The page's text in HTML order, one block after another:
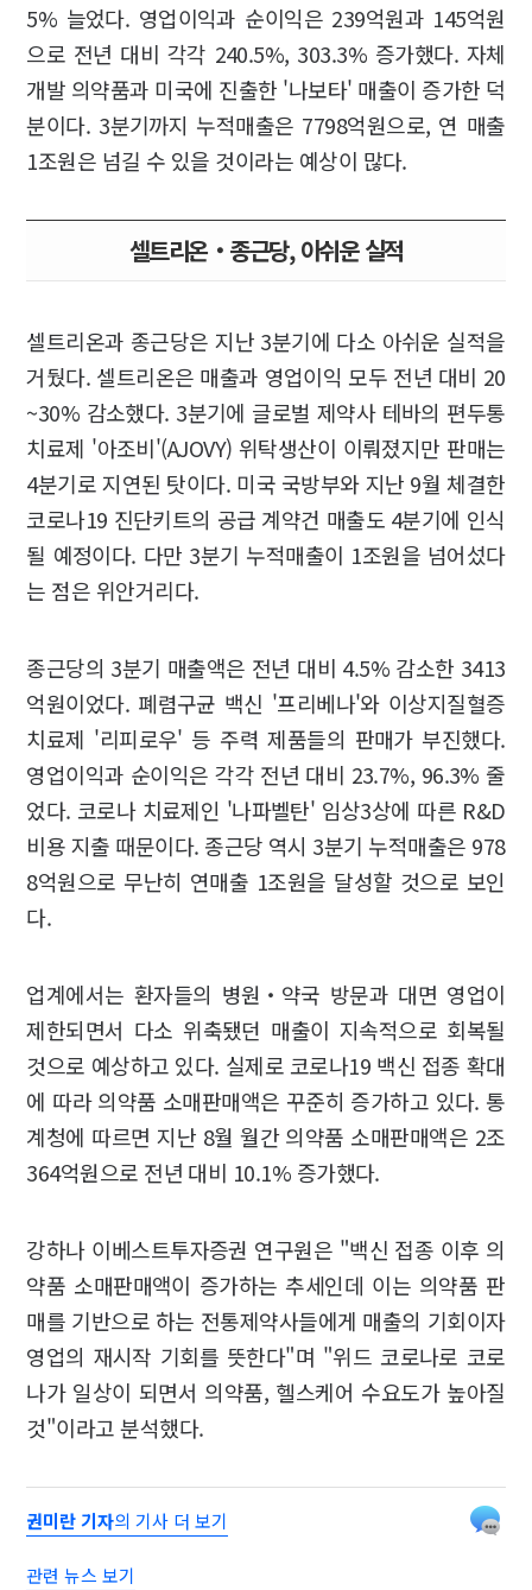
5% 늘었다. 영업이익과 순이익은 239억원과 145억원
으로 전년 대비 각각 240.5%, 303.3% 증가했다. 자체
개발 의약품과 미국에 진출한 '나보타' 매출이 증가한 덕
분이다. 3분기까지 누적매출은 7798억원으로, 연 매출
1조원은 넘길 수 있을 것이라는 예상이 많다.
셀트리온‧종근당, 아쉬운 실적
셀트리온과 종근당은 지난 3분기에 다소 아쉬운 실적을
거뒀다. 셀트리온은 매출과 영업이익 모두 전년 대비 20
~30% 감소했다. 3분기에 글로벌 제약사 테바의 편두통
치료제 '아조비'(AJOVY) 위탁생산이 이뤄졌지만 판매는
4분기로 지연된 탓이다. 미국 국방부와 지난 9월 체결한
코로나19 진단키트의 공급 계약건 매출도 4분기에 인식
될 예정이다. 다만 3분기 누적매출이 1조원을 넘어섰다
는 점은 위안거리다.
종근당의 3분기 매출액은 전년 대비 4.5% 감소한 3413
억원이었다. 폐렴구균 백신 '프리베나'와 이상지질혈증
치료제 '리피로우' 등 주력 제품들의 판매가 부진했다.
영업이익과 순이익은 각각 전년 대비 23.7%, 96.3% 줄
었다. 코로나 치료제인 '나파벨탄' 임상3상에 따른 R&D
비용 지출 때문이다. 종근당 역시 3분기 누적매출은 978
8억원으로 무난히 연매출 1조원을 달성할 것으로 보인
다.
업계에서는 환자들의 병원‧약국 방문과 대면 영업이
제한되면서 다소 위축됐던 매출이 지속적으로 회복될
것으로 예상하고 있다. 실제로 코로나19 백신 접종 확대
에 따라 의약품 소매판매액은 꾸준히 증가하고 있다. 통
계청에 따르면 지난 8월 월간 의약품 소매판매액은 2조
364억원으로 전년 대비 10.1% 증가했다.
강하나 이베스트투자증권 연구원은 "백신 접종 이후 의
약품 소매판매액이 증가하는 추세인데 이는 의약품 판
매를 기반으로 하는 전통제약사들에게 매출의 기회이자
영업의 재시작 기회를 뜻한다"며 "위드 코로나로 코로
나가 일상이 되면서 의약품, 헬스케어 수요도가 높아질
것"이라고 분석했다.
권미란 기자의 기사 더 보기
관련 뉴스 보기